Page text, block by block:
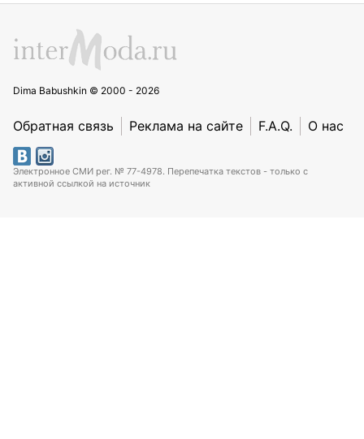
Dima Babushkin © 2000 - 2026
Обратная связь Реклама на сайте F.A.Q. О нас
Электронное СМИ рег. № 77-4978. Перепечатка текстов - только с
активной ссылкой на источник